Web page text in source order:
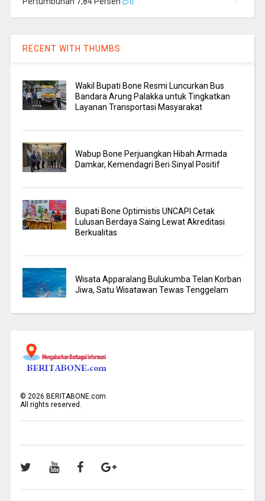
0
RECENT WITH THUMBS
Wakil Bupati Bone Resmi Luncurkan Bus
Bandara Arung Palakka untuk Tingkatkan
Layanan Transportasi Masyarakat
Wabup Bone Perjuangkan Hibah Armada
Damkar, Kemendagri Beri Sinyal Positif
Bupati Bone Optimistis UNCAPI Cetak
Lulusan Berdaya Saing Lewat Akreditasi
Berkualitas
Wisata Apparalang Bulukumba Telan Korban
Jiwa, Satu Wisatawan Tewas Tenggelam
© 2026 BERITABONE.com
All rights reserved.